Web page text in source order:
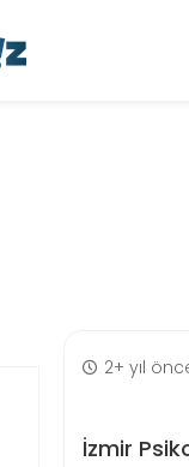
2+ yıl
İzmir